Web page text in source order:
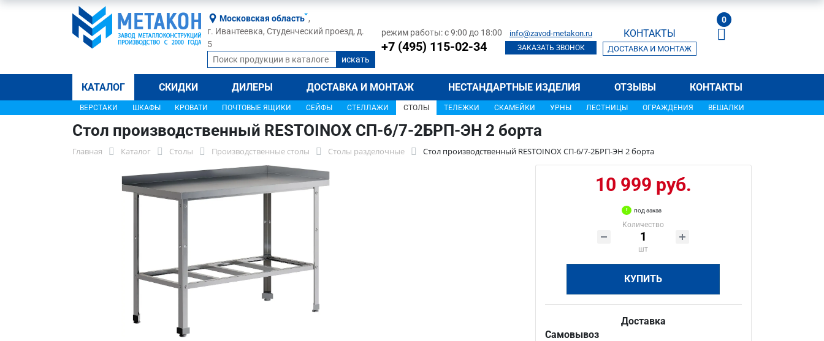
Московская область ,
г. Ивантеевка, Студенческий проезд, д.
5
режим работы: с 9:00 до 18:00
+7 (495) 115-02-34
info@zavod-metakon.ru
ЗАКАЗАТЬ ЗВОНОК
КОНТАКТЫ
ДОСТАВКА И МОНТАЖ
0
КАТАЛОГ СКИДКИ ДИЛЕРЫ ДОСТАВКА И МОНТАЖ НЕСТАНДАРТНЫЕ ИЗДЕЛИЯ ОТЗЫВЫ КОНТАКТЫ
ВЕРСТАКИ ШКАФЫ КРОВАТИ ПОЧТОВЫЕ ЯЩИКИ СЕЙФЫ СТЕЛЛАЖИ СТОЛЫ ТЕЛЕЖКИ СКАМЕЙКИ УРНЫ ЛЕСТНИЦЫ ОГРАЖДЕНИЯ ВЕШАЛКИ
Стол производственный RESTOINOX СП-6/7-2БРП-ЭН 2 борта
Главная Каталог Столы Производственные столы Столы разделочные Стол производственный RESTOINOX СП-6/7-2БРП-ЭН 2 борта
10 999 руб.
под заказ
Количество
шт
КУПИТЬ
Доставка
Самовывоз